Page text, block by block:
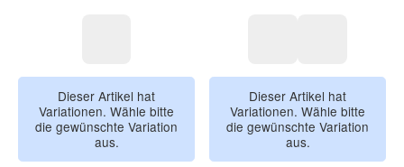
Dieser Artikel hat
Variationen. Wähle bitte
die gewünschte Variation
aus.
Dieser Artikel hat
Variationen. Wähle bitte
die gewünschte Variation
aus.